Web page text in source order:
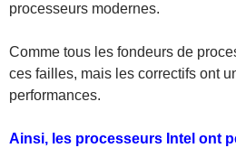
processeurs modernes.
Comme tous les fondeurs de
ces failles, mais les correctifs ont
performances.
Ainsi, les processeurs Intel ont